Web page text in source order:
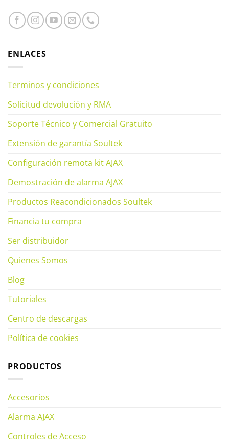
ENLACES
Terminos y condiciones
Solicitud devolución y RMA
Soporte Técnico y Comercial Gratuito
Extensión de garantía Soultek
Configuración remota kit AJAX
Demostración de alarma AJAX
Productos Reacondicionados Soultek
Financia tu compra
Ser distribuidor
Quienes Somos
Blog
Tutoriales
Centro de descargas
Política de cookies
PRODUCTOS
Accesorios
Alarma AJAX
Controles de Acceso